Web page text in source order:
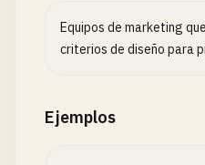
Equipos de marketing
criterios de diseño para
Ejemplos